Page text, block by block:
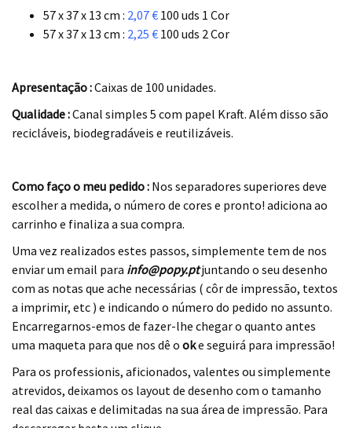
57 x 37 x 13 cm : 2,07 € 100 uds 1 Cor
57 x 37 x 13 cm : 2,25 € 100 uds 2 Cor
Apresentação :Caixas de 100 unidades.
Qualidade :Canal simples 5 com papel Kraft. Além disso são
recicláveis, biodegradáveis e reutilizáveis.
Como faço o meu pedido : Nos separadores superiores deve
escolher a medida, o número de cores e pronto! adiciona ao
carrinho e finaliza a sua compra.
Uma vez realizados estes passos, simplemente tem de nos
enviar um email para info@popy.ptjuntando o seu desenho
com as notas que ache necessárias ( côr de impressão, textos
a imprimir, etc ) e indicando o número do pedido no assunto.
Encarregarnos-emos de fazer-lhe chegar o quanto antes
uma maqueta para que nos dê o oke seguirá para impressão!
Para os professionis, aficionados, valentes ou simplemente
atrevidos, deixamos os layout de desenho com o tamanho
real das caixas e delimitadas na sua área de impressão. Para